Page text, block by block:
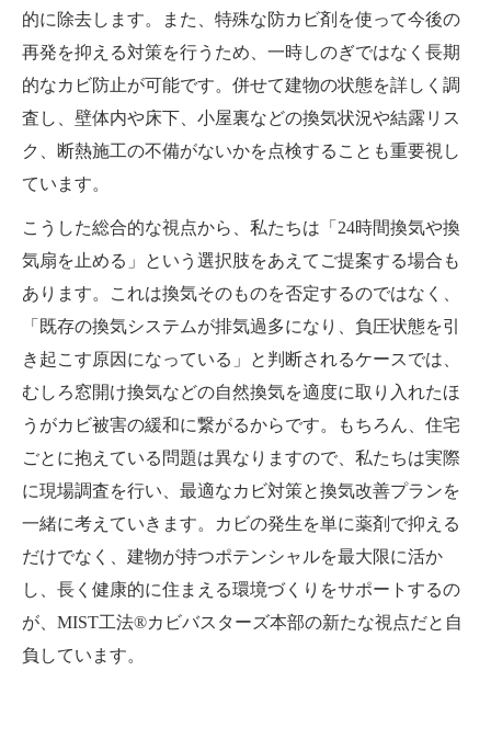
的に除去します。また、特殊な防カビ剤を使って今後の
再発を抑える対策を行うため、一時しのぎではなく長期
的なカビ防止が可能です。併せて建物の状態を詳しく調
査し、壁体内や床下、小屋裏などの換気状況や結露リス
ク、断熱施工の不備がないかを点検することも重要視し
ています。
こうした総合的な視点から、私たちは「24時間換気や換
気扇を止める」という選択肢をあえてご提案する場合も
あります。これは換気そのものを否定するのではなく、
「既存の換気システムが排気過多になり、負圧状態を引
き起こす原因になっている」と判断されるケースでは、
むしろ窓開け換気などの自然換気を適度に取り入れたほ
うがカビ被害の緩和に繋がるからです。もちろん、住宅
ごとに抱えている問題は異なりますので、私たちは実際
に現場調査を行い、最適なカビ対策と換気改善プランを
一緒に考えていきます。カビの発生を単に薬剤で抑える
だけでなく、建物が持つポテンシャルを最大限に活か
し、長く健康的に住まえる環境づくりをサポートするの
が、MIST工法®カビバスターズ本部の新たな視点だと自
負しています。